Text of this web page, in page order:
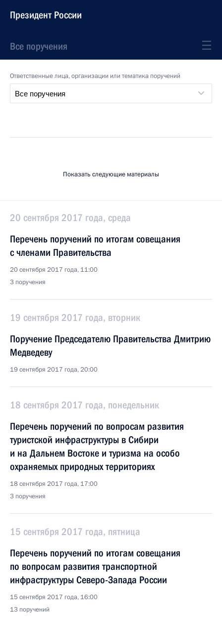
Президент России
Все поручения
Ответственные лица, организации или тематика поручений
Показать следующие материалы
20 сентября 2017 года, среда
Перечень поручений по итогам совещания
с членами Правительства
20 сентября 2017 года, 11:00
3 поручения
19 сентября 2017 года, вторник
Поручение Председателю Правительства Дмитрию
Медведеву
19 сентября 2017 года, 20:00
18 сентября 2017 года, понедельник
Перечень поручений по вопросам развития
туристской инфраструктуры в Сибири
и на Дальнем Востоке и туризма на особо
охраняемых природных территориях
18 сентября 2017 года, 17:00
3 поручения
15 сентября 2017 года, пятница
Перечень поручений по итогам совещания
по вопросам развития транспортной
инфраструктуры Северо-Запада России
15 сентября 2017 года, 16:00
13 поручений